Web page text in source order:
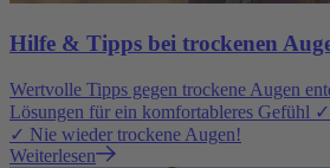
Hilfe & Tipps bei trockenen
Wertvolle Tipps gegen trockene Augen
Lösungen für ein komfortableres Gefühl
✓ Nie wieder trockene Augen!
Weiterlesen